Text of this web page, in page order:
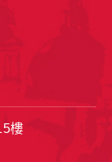
樓